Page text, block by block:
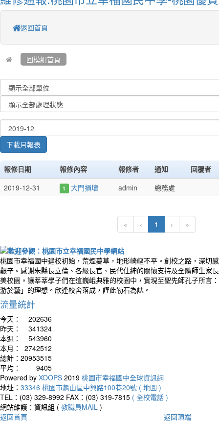
返回首頁
回模組首頁
下載月報表
報修日期 報修內容 報修者 通知
回覆者
2019-12-31
1 大門損壞 admin 總務處
« ‹ 1 (current)
› »
桃園市幸福國中建校初始，荒煙蔓草，地形崎嶇不平。創校之路，深切
艱辛。感謝朱縣長立倫、各級長官、民代仕紳的關懷支持及全體師生家
美校園。讓莘莘學子們在這巍峨典雅的校園中，實現至聖先師孔子所言
游於藝」的理想。欣逢校舍落成，謹此勒石為誌。
流量統計
今天：
202636
昨天：
341324
本週：
543960
本月：
2742512
總計： 20953515
平均：
9405
Powered by XOOPS 2019 桃園市幸福國中全球資訊網
地址： 33346 桃園市龜山區中興路100巷20號 ( 地圖 )
TEL：(03) 329-8992 FAX：(03) 319-7815 ( 全校電話 )
網站維護：資訊組 ( 教職員MAIL )
返回首頁
返回頂端